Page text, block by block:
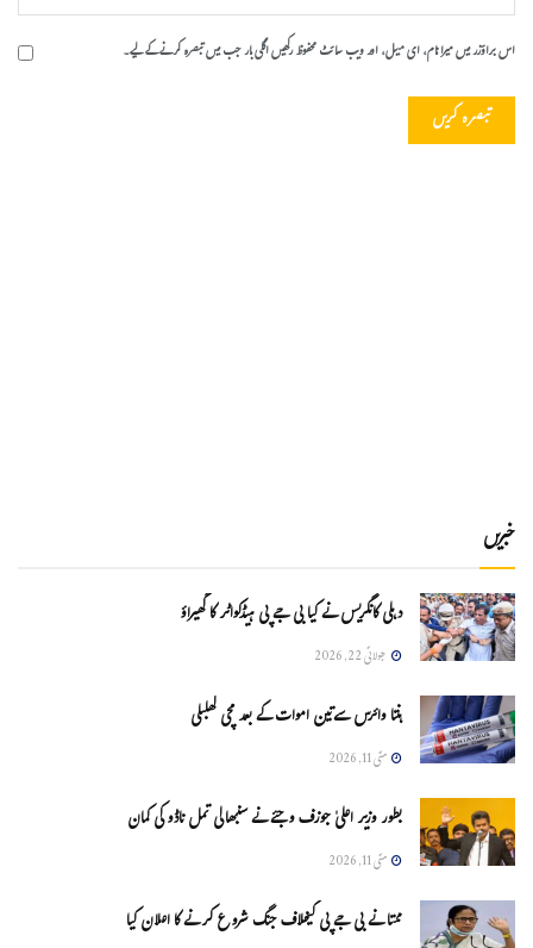
اس براؤزر میں میرا نام، ای میل، اور ویب سائٹ محفوظ رکھیں اگلی بار جب میں تبصرہ کرنے کےلیے۔
خبریں
دہلی کانگریس نے کیا بی جے پی ہیڈکواٹر کا گھیراؤ
جولائی 22, 2026
ہنتا وائرس سےتین اموات کے بعد مچی کھلبلی
مئی 11, 2026
بطور وزیر اعلیٰ جوزف وجئے نے سنبھالی تمل ناڈو کی کمان
مئی 11, 2026
ممتا نے بی جے پی کیخلاف جنگ شروع کرنے کا اعلان کیا